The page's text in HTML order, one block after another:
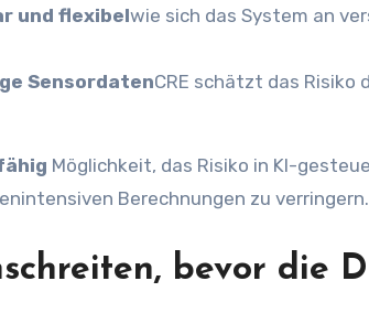
und flexibelwie sich das System an
SensordatenCRE schätzt das Risiko
Möglichkeit, das Risiko in KI-
Berechnungen zu verringern.
bevor die